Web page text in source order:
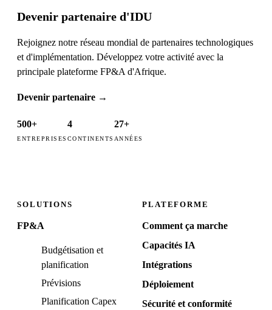
Devenir partenaire d'IDU
Rejoignez notre réseau mondial de partenaires technologiques
et d'implémentation. Développez votre activité avec la
principale plateforme FP&A d'Afrique.
Devenir partenaire →
500+
ENTREPRISES
4
CONTINENTS
27+
ANNÉES
SOLUTIONS
FP&A
Budgétisation et
planification
Prévisions
Planification Capex
PLATEFORME
Comment ça marche
Capacités IA
Intégrations
Déploiement
Sécurité et conformité